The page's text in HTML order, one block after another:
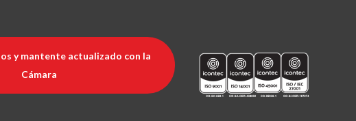
y mantente actualizado con la
Cámara